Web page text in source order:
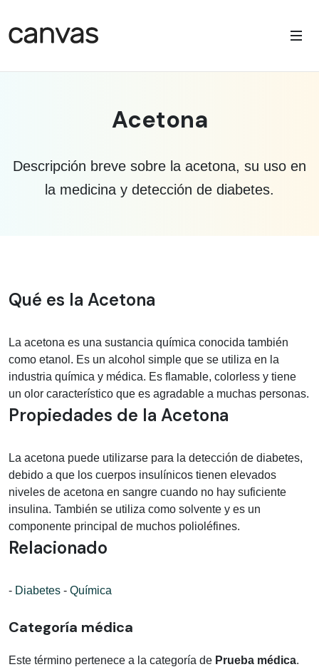
Acetona
Descripción breve sobre la acetona, su uso en
la medicina y detección de diabetes.
Información médica sobre acetona
Qué es la Acetona
La acetona es una sustancia química conocida también
como etanol. Es un alcohol simple que se utiliza en la
industria química y médica. Es flamable, colorless y tiene
un olor característico que es agradable a muchas personas.
Propiedades de la Acetona
La acetona puede utilizarse para la detección de diabetes,
debido a que los cuerpos insulínicos tienen elevados
niveles de acetona en sangre cuando no hay suficiente
insulina. También se utiliza como solvente y es un
componente principal de muchos polioléfines.
Relacionado
- Diabetes - Química
Categoría médica
Este término pertenece a la categoría de Prueba médica.